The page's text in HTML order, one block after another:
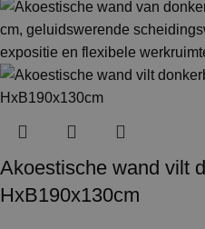
Akoestische wand vilt
HxB190x130cm